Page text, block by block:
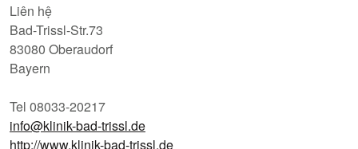
Liên hệ
Bad-Trissl-Str.73
83080 Oberaudorf
Bayern
Tel 08033-20217
info@klinik-bad-trissl.de
http://www.klinik-bad-trissl.de